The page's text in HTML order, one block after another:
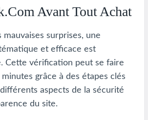
Avant Tout Achat
mauvaises surprises, une
et efficace est
Cette vérification peut se faire
grâce à des étapes clés
aspects de la sécurité
du site.